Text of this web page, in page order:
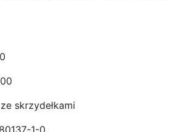
skrzydełkami
1-0